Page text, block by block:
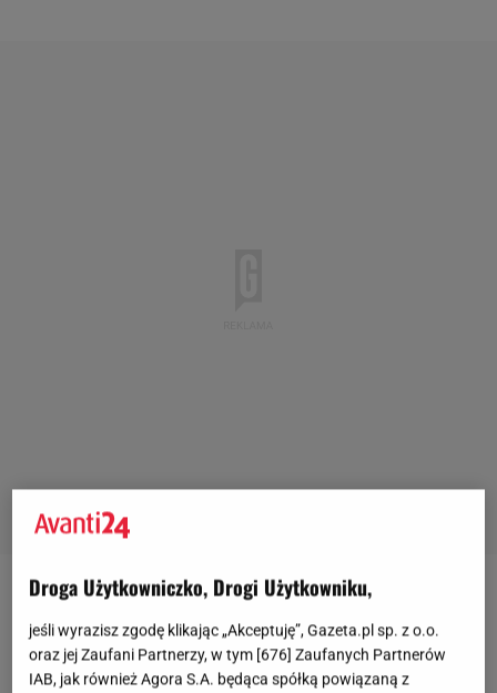
Droga Użytkowniczko, Drogi Użytkowniku,
jeśli wyrazisz zgodę klikając „Akceptuję”, Gazeta.pl sp. z o.o.
oraz jej Zaufani Partnerzy, w tym [676] Zaufanych Partnerów
IAB, jak również Agora S.A. będąca spółką powiązaną z